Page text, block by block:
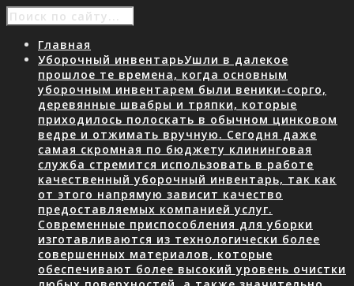
Главная
Уборочный инвентарьУшли в далекое
прошлое те времена, когда основным
уборочным инвентарем были веники-сорго,
деревянные швабры и тряпки, которые
приходилось полоскать в обычном цинковом
ведре и отжимать вручную. Сегодня даже
самая скромная по бюджету клининговая
служба стремится использовать в работе
качественный уборочный инвентарь, так как
от этого напрямую зависит качество
предоставляемых компанией услуг.
Современные приспособления для уборки
изготавливаются из технологически более
совершенных материалов, которые
обеспечивают более высокий уровень очистки